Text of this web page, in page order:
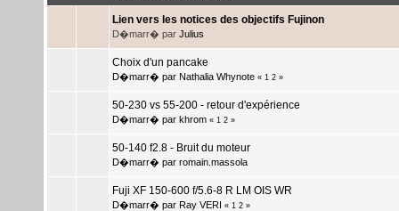
Lien vers les notices des objectifs Fujinon
D�marr� par Julius
Choix d'un pancake
D�marr� par Nathalia Whynote « 1 2 »
50-230 vs 55-200 - retour d'expérience
D�marr� par khrom « 1 2 »
50-140 f2.8 - Bruit du moteur
D�marr� par romain.massola
Fuji XF 150-600 f/5.6-8 R LM OIS WR
D�marr� par Ray VERI « 1 2 »